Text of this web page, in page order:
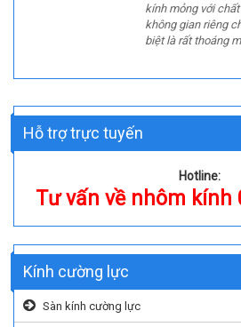
kính mỏng với
không gian riêng
biệt là rất thoáng
Hỗ trợ trực tuyến
Hotline:
Tư vấn về nhôm kính
Kính cường lực
Sàn kính cường lực